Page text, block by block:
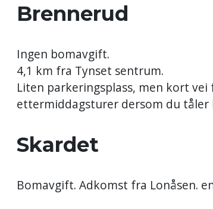
Brennerud
Ingen bomavgift.
4,1 km fra Tynset sentrum.
Liten parkeringsplass, men kort
ettermiddagsturer dersom du
Skardet
Bomavgift. Adkomst fra Lonåsen.